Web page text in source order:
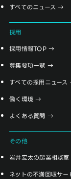
すべてのニュース
採用
採用情報TOP
募集要項一覧
すべての採用ニュース
働く環境
よくある質問
その他
岩井宏太の起業相談室
ネットの不満回収サー